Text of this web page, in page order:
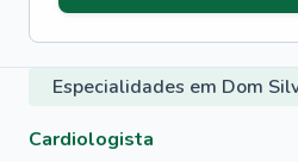
Especialidades em Dom
Cardiologista